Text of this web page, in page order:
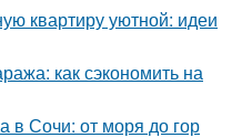
квартиру уютной: идеи
как сэкономить на
в Сочи: от моря до гор